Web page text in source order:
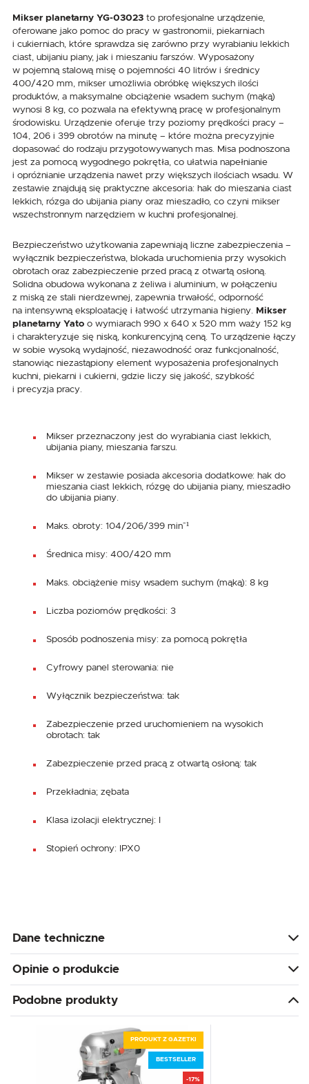
Mikser planetarny YG-03023 to profesjonalne urządzenie,
oferowane jako pomoc do pracy w gastronomii, piekarniach
i cukierniach, które sprawdza się zarówno przy wyrabianiu lekkich
ciast, ubijaniu piany, jak i mieszaniu farszów. Wyposażony
w pojemną stalową misę o pojemności 40 litrów i średnicy
400/420 mm, mikser umożliwia obróbkę większych ilości
produktów, a maksymalne obciążenie wsadem suchym (mąką)
wynosi 8 kg, co pozwala na efektywną pracę w profesjonalnym
środowisku. Urządzenie oferuje trzy poziomy prędkości pracy –
104, 206 i 399 obrotów na minutę – które można precyzyjnie
dopasować do rodzaju przygotowywanych mas. Misa podnoszona
jest za pomocą wygodnego pokrętła, co ułatwia napełnianie
i opróżnianie urządzenia nawet przy większych ilościach wsadu. W
zestawie znajdują się praktyczne akcesoria: hak do mieszania ciast
lekkich, rózga do ubijania piany oraz mieszadło, co czyni mikser
wszechstronnym narzędziem w kuchni profesjonalnej.
Bezpieczeństwo użytkowania zapewniają liczne zabezpieczenia –
wyłącznik bezpieczeństwa, blokada uruchomienia przy wysokich
obrotach oraz zabezpieczenie przed pracą z otwartą osłoną.
Solidna obudowa wykonana z żeliwa i aluminium, w połączeniu
z miską ze stali nierdzewnej, zapewnia trwałość, odporność
na intensywną eksploatację i łatwość utrzymania higieny. Mikser
planetarny Yato o wymiarach 990 x 640 x 520 mm waży 152 kg
i charakteryzuje się niską, konkurencyjną ceną. To urządzenie łączy
w sobie wysoką wydajność, niezawodność oraz funkcjonalność,
stanowiąc niezastąpiony element wyposażenia profesjonalnych
kuchni, piekarni i cukierni, gdzie liczy się jakość, szybkość
i precyzja pracy.
Mikser przeznaczony jest do wyrabiania ciast lekkich,
ubijania piany, mieszania farszu.
Mikser w zestawie posiada akcesoria dodatkowe: hak do
mieszania ciast lekkich, rózgę do ubijania piany, mieszadło
do ubijania piany.
Maks. obroty: 104/206/399 min⁻¹
Średnica misy: 400/420 mm
Maks. obciążenie misy wsadem suchym (mąką): 8 kg
Liczba poziomów prędkości: 3
Sposób podnoszenia misy: za pomocą pokrętła
Cyfrowy panel sterowania: nie
Wyłącznik bezpieczeństwa: tak
Zabezpieczenie przed uruchomieniem na wysokich
obrotach: tak
Zabezpieczenie przed pracą z otwartą osłoną: tak
Przekładnia; zębata
Klasa izolacji elektrycznej: I
Stopień ochrony: IPX0
Dane techniczne
Opinie o produkcie
Podobne produkty
PRODUKT Z GAZETKI
BESTSELLER
-17%